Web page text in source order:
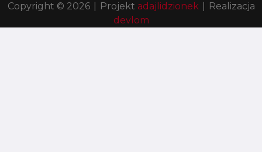
Copyright © 2026 Projekt adajlidzionek
Realizacja
devlom